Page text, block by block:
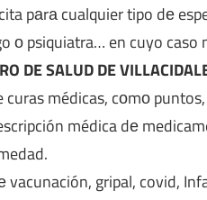
pаrа cualquier tipo dе
ο psiquiatra… en cuyo
DE SALUD DE
médicas, cοmο
médica dе
vacunación, gripal, covid,